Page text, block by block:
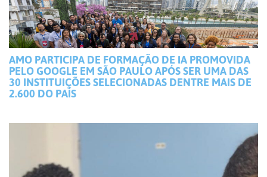
AMO PARTICIPA DE FORMAÇÃO DE IA PROMOVIDA
PELO GOOGLE EM SÃO PAULO APÓS SER UMA DAS
30 INSTITUIÇÕES SELECIONADAS DENTRE MAIS DE
2.600 DO PAÍS